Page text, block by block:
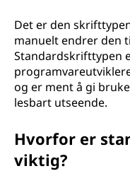
Det er den
manuelt endrer den
Standardskrifttypen
og er ment å gi
lesbart utseende.
Hvorfor er
viktig?